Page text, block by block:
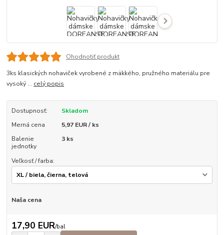
Ohodnotiť produkt
3ks klasických nohaviček vyrobené z mäkkého, pružného materiálu pre
vysoký ... celý popis
Dostupnosť:
Skladom
Merná cena
5,97 EUR / ks
Balenie
jednotky
3 ks
Veľkosť / farba:
Naša cena
17,90 EUR/bal